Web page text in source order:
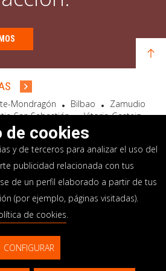
Mondragón Bilbao
Zamudio
San Sebastián
Vitoria-Gasteiz
El Astillero Bidart
Mondragón
GIPUZKOA – SPAIN
14 14
legal
Portal de privacidad
de cookies
y de terceros para analizar el uso del
publicidad relacionada con tus
de un perfil elaborado a partir de tus
(por ejemplo, páginas visitadas).
de cookies.
CONFIGURAR